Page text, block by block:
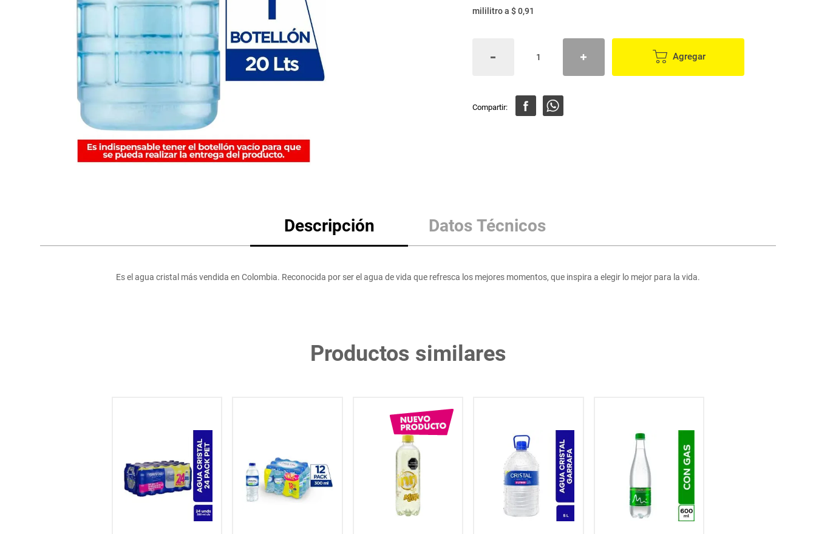
lácteos y refrigerados
cuidado del bebé
mascotas
otros
mililitroa $ 0,91
Agregar
Descripción Datos Técnicos
Es el agua cristal más vendida en Colombia. Reconocida por ser el agua de vida que refresca los mejores momentos, que inspira a elegir lo mejor para la vida.
Productos similares